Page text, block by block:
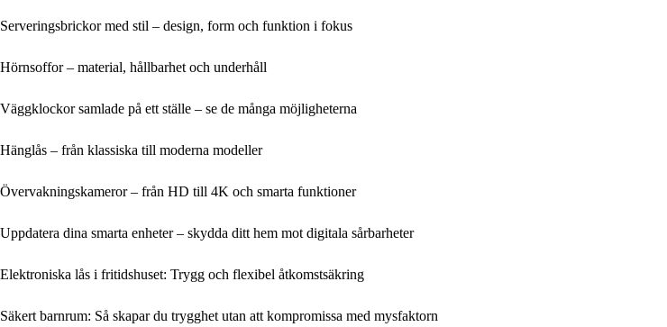
Serveringsbrickor med stil – design, form och funktion i fokus
Hörnsoffor – material, hållbarhet och underhåll
Väggklockor samlade på ett ställe – se de många möjligheterna
Hänglås – från klassiska till moderna modeller
Övervakningskameror – från HD till 4K och smarta funktioner
Uppdatera dina smarta enheter – skydda ditt hem mot digitala sårbarheter
Elektroniska lås i fritidshuset: Trygg och flexibel åtkomstsäkring
Säkert barnrum: Så skapar du trygghet utan att kompromissa med mysfaktorn